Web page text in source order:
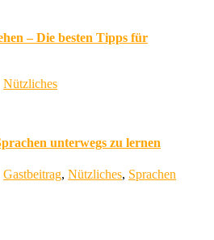
– Die besten Tipps für
Nützliches
unterwegs zu lernen
Gastbeitrag, Nützliches, Sprachen